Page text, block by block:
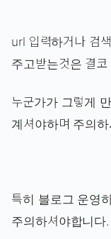
url 입력하거나 검
주고받는것은 결
누군가가 그렇게
계셔야하며 주의
특히 블로그 운영
주의하셔야합니다.